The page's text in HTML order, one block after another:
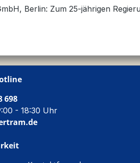
Berlin: Zum 25-jährigen
698
- 18:30 Uhr